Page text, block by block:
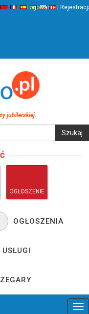
›
Logowanie |
jubilerskiej.
OGŁOSZENIE
OGŁOSZENIA